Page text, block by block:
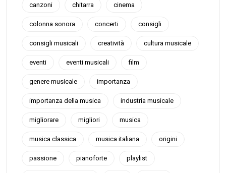
canzoni chitarra cinema
colonna sonora concerti consigli
consigli musicali creatività cultura musicale
eventi eventi musicali film
genere musicale importanza
importanza della musica industria musicale
migliorare migliori musica
musica classica musica italiana origini
passione pianoforte playlist